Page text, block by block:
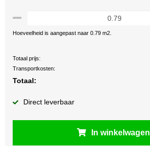
Hoeveelheid is aangepast naar 0.79 m2.
Totaal prijs:
Transportkosten:
Totaal:
Direct leverbaar
In winkelwagen